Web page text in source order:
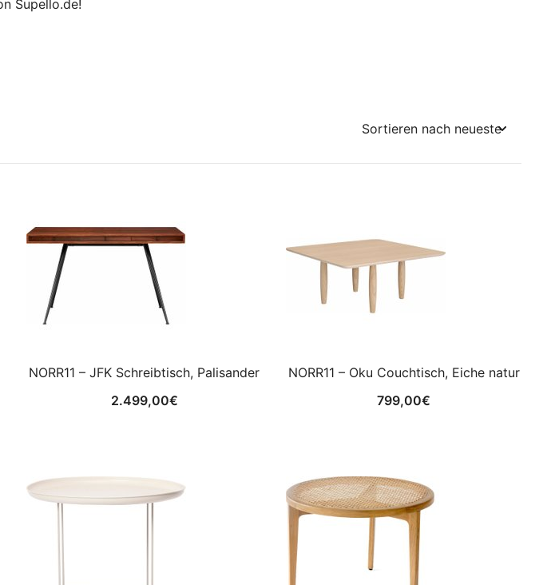
Supello.de!
NORR11 – JFK Schreibtisch, Palisander
2.499,00€
NORR11 – Oku Couchtisch, Eiche natur
799,00€